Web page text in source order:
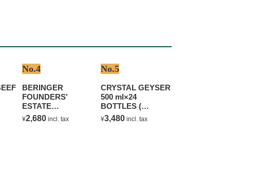
No.4
BERINGER
FOUNDERS'
ESTATE
CHARDONNAY
¥2,680 incl. tax
No.5
CRYSTAL GEYSER
500 ml×24
BOTTLES (
NATURAL
MINERAL WATER )
¥3,480 incl. tax